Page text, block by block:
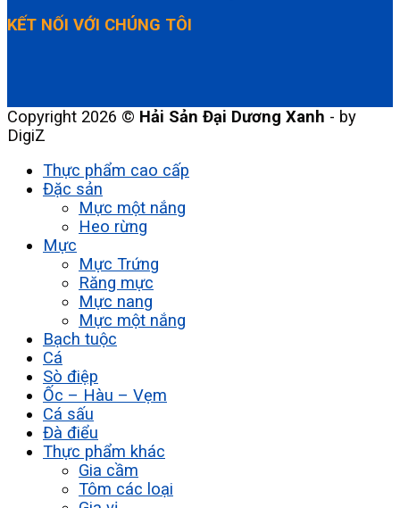
KẾT NỐI VỚI CHÚNG TÔI
Copyright 2026 © Hải Sản Đại Dương Xanh - by
DigiZ
Thực phẩm cao cấp
Đặc sản
Mực một nắng
Heo rừng
Mực
Mực Trứng
Răng mực
Mực nang
Mực một nắng
Bạch tuộc
Cá
Sò điệp
Ốc – Hàu – Vẹm
Cá sấu
Đà điểu
Thực phẩm khác
Gia cầm
Tôm các loại